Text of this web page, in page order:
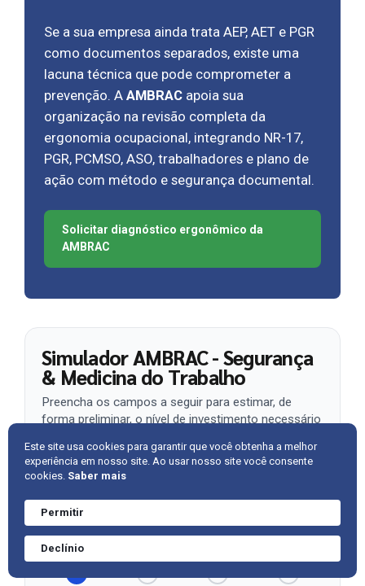
Se a sua empresa ainda trata AEP, AET e PGR
como documentos separados, existe uma
lacuna técnica que pode comprometer a
prevenção. A AMBRAC apoia sua
organização na revisão completa da
ergonomia ocupacional, integrando NR-17,
PGR, PCMSO, ASO, trabalhadores e plano de
ação com método e segurança documental.
Solicitar diagnóstico ergonômico da
AMBRAC
Simulador AMBRAC - Segurança
& Medicina do Trabalho
Preencha os campos a seguir para estimar, de
forma preliminar, o nível de investimento necessário
perfil setorial, estrutura da operação e gestão de
riscos.
decisões de orçamento, planejamento anual e
priorização de ações de conformidade.
Este site usa cookies para garantir que você obtenha a melhor
experiência em nosso site. Ao usar nosso site você consente
cookies. Saber mais
Permitir
Declínio
Precisa de ajuda?
Converve agora